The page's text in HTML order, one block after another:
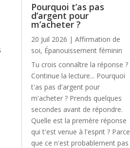
Pourquoi t’as pas
d’argent pour
m’acheter ?
20 Juil 2026 | Affirmation de
soi, Épanouissement féminin
Tu crois connaître la réponse ?
Continue la lecture... ​Pourquoi
t'as pas d'argent pour
m'acheter ? Prends quelques
secondes avant de répondre.
Quelle est la premère réponse
qui t'est venue à l'esprit ? Parce
que ce n'est probablement pas